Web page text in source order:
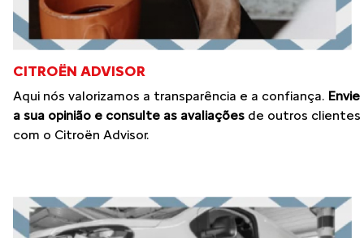
CITROËN ADVISOR
Aqui nós valorizamos a transparência e a confiança. Envie
a sua opinião e consulte as avaliações de outros clientes
com o Citroën Advisor.